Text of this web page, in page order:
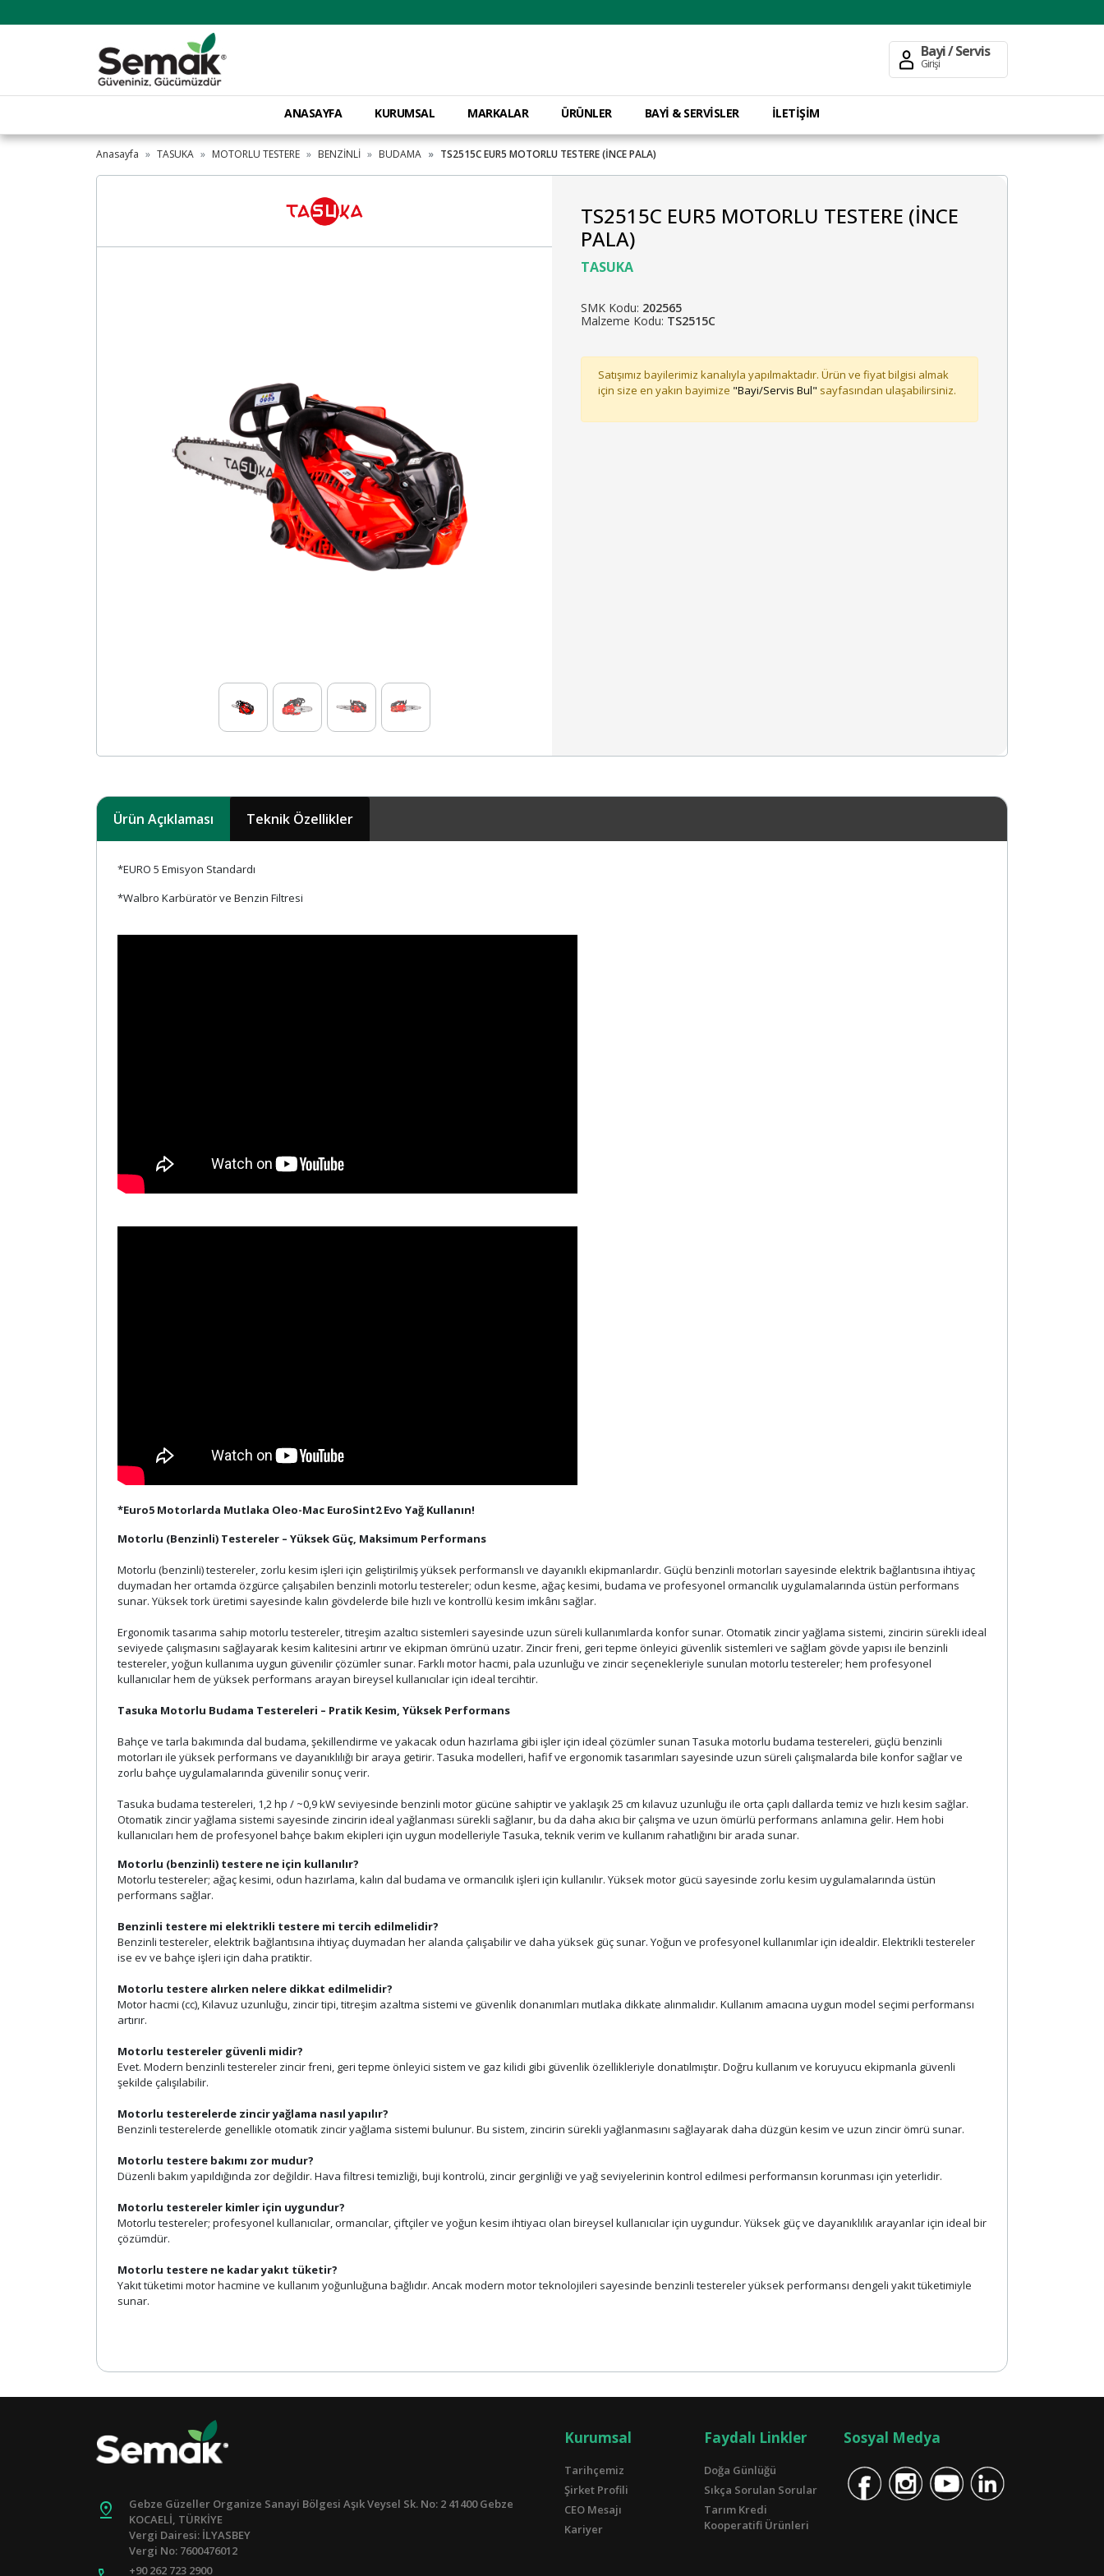
Bayi / Servis
Girişi
ANASAYFA KURUMSAL MARKALAR ÜRÜNLER BAYİ & SERVİSLER İLETİŞİM
Anasayfa TASUKA MOTORLU TESTERE BENZİNLİ BUDAMA TS2515C EUR5 MOTORLU TESTERE (İNCE PALA)
TS2515C EUR5 MOTORLU TESTERE (İNCE
PALA)
TASUKA
SMK Kodu: 202565
Malzeme Kodu: TS2515C
Satışımız bayilerimiz kanalıyla yapılmaktadır. Ürün ve fiyat bilgisi almak
için size en yakın bayimize "Bayi/Servis Bul" sayfasından ulaşabilirsiniz.
Ürün Açıklaması Teknik Özellikler
*EURO 5 Emisyon Standardı
*Walbro Karbüratör ve Benzin Filtresi
*Euro5 Motorlarda Mutlaka Oleo-Mac EuroSint2 Evo Yağ Kullanın!
Motorlu (Benzinli) Testereler – Yüksek Güç, Maksimum Performans
Motorlu (benzinli) testereler, zorlu kesim işleri için geliştirilmiş yüksek performanslı ve dayanıklı ekipmanlardır. Güçlü benzinli motorları sayesinde elektrik bağlantısına ihtiyaç
duymadan her ortamda özgürce çalışabilen benzinli motorlu testereler; odun kesme, ağaç kesimi, budama ve profesyonel ormancılık uygulamalarında üstün performans
sunar. Yüksek tork üretimi sayesinde kalın gövdelerde bile hızlı ve kontrollü kesim imkânı sağlar.
Ergonomik tasarıma sahip motorlu testereler, titreşim azaltıcı sistemleri sayesinde uzun süreli kullanımlarda konfor sunar. Otomatik zincir yağlama sistemi, zincirin sürekli ideal
seviyede çalışmasını sağlayarak kesim kalitesini artırır ve ekipman ömrünü uzatır. Zincir freni, geri tepme önleyici güvenlik sistemleri ve sağlam gövde yapısı ile benzinli
testereler, yoğun kullanıma uygun güvenilir çözümler sunar. Farklı motor hacmi, pala uzunluğu ve zincir seçenekleriyle sunulan motorlu testereler; hem profesyonel
kullanıcılar hem de yüksek performans arayan bireysel kullanıcılar için ideal tercihtir.
Tasuka Motorlu Budama Testereleri – Pratik Kesim, Yüksek Performans
Bahçe ve tarla bakımında dal budama, şekillendirme ve yakacak odun hazırlama gibi işler için ideal çözümler sunan Tasuka motorlu budama testereleri, güçlü benzinli
motorları ile yüksek performans ve dayanıklılığı bir araya getirir. Tasuka modelleri, hafif ve ergonomik tasarımları sayesinde uzun süreli çalışmalarda bile konfor sağlar ve
zorlu bahçe uygulamalarında güvenilir sonuç verir.
Tasuka budama testereleri, 1,2 hp / ~0,9 kW seviyesinde benzinli motor gücüne sahiptir ve yaklaşık 25 cm kılavuz uzunluğu ile orta çaplı dallarda temiz ve hızlı kesim sağlar.
Otomatik zincir yağlama sistemi sayesinde zincirin ideal yağlanması sürekli sağlanır, bu da daha akıcı bir çalışma ve uzun ömürlü performans anlamına gelir. Hem hobi
kullanıcıları hem de profesyonel bahçe bakım ekipleri için uygun modelleriyle Tasuka, teknik verim ve kullanım rahatlığını bir arada sunar.
Motorlu (benzinli) testere ne için kullanılır?
Motorlu testereler; ağaç kesimi, odun hazırlama, kalın dal budama ve ormancılık işleri için kullanılır. Yüksek motor gücü sayesinde zorlu kesim uygulamalarında üstün
performans sağlar.
Benzinli testere mi elektrikli testere mi tercih edilmelidir?
Benzinli testereler, elektrik bağlantısına ihtiyaç duymadan her alanda çalışabilir ve daha yüksek güç sunar. Yoğun ve profesyonel kullanımlar için idealdir. Elektrikli testereler
ise ev ve bahçe işleri için daha pratiktir.
Motorlu testere alırken nelere dikkat edilmelidir?
Motor hacmi (cc), Kılavuz uzunluğu, zincir tipi, titreşim azaltma sistemi ve güvenlik donanımları mutlaka dikkate alınmalıdır. Kullanım amacına uygun model seçimi performansı
artırır.
Motorlu testereler güvenli midir?
Evet. Modern benzinli testereler zincir freni, geri tepme önleyici sistem ve gaz kilidi gibi güvenlik özellikleriyle donatılmıştır. Doğru kullanım ve koruyucu ekipmanla güvenli
şekilde çalışılabilir.
Motorlu testerelerde zincir yağlama nasıl yapılır?
Benzinli testerelerde genellikle otomatik zincir yağlama sistemi bulunur. Bu sistem, zincirin sürekli yağlanmasını sağlayarak daha düzgün kesim ve uzun zincir ömrü sunar.
Motorlu testere bakımı zor mudur?
Düzenli bakım yapıldığında zor değildir. Hava filtresi temizliği, buji kontrolü, zincir gerginliği ve yağ seviyelerinin kontrol edilmesi performansın korunması için yeterlidir.
Motorlu testereler kimler için uygundur?
Motorlu testereler; profesyonel kullanıcılar, ormancılar, çiftçiler ve yoğun kesim ihtiyacı olan bireysel kullanıcılar için uygundur. Yüksek güç ve dayanıklılık arayanlar için ideal bir
çözümdür.
Motorlu testere ne kadar yakıt tüketir?
Yakıt tüketimi motor hacmine ve kullanım yoğunluğuna bağlıdır. Ancak modern motor teknolojileri sayesinde benzinli testereler yüksek performansı dengeli yakıt tüketimiyle
sunar.
pin_drop
Gebze Güzeller Organize Sanayi Bölgesi Aşık Veysel Sk. No: 2 41400 Gebze
KOCAELİ, TÜRKİYE
Vergi Dairesi: İLYASBEY
Vergi No: 7600476012
+90 262 723 2900
Kurumsal
Tarihçemiz
Şirket Profili
CEO Mesajı
Kariyer
Faydalı Linkler
Doğa Günlüğü
Sıkça Sorulan Sorular
Tarım Kredi
Kooperatifi Ürünleri
Sosyal Medya